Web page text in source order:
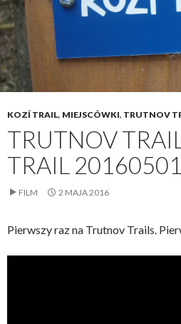
KOZÍ TRAIL, MIEJSCÓWKI, TRUTNOV
TRUTNOV
TRAIL 20160501
FILM 2 MAJA 2016
Pierwszy raz na Trutnov Trails.